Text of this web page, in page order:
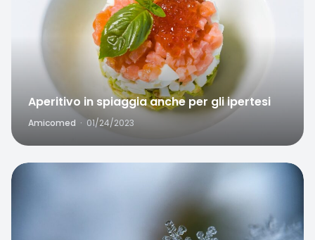
Aperitivo in spiaggia anche per gli ipertesi
Amicomed · 01/24/2023